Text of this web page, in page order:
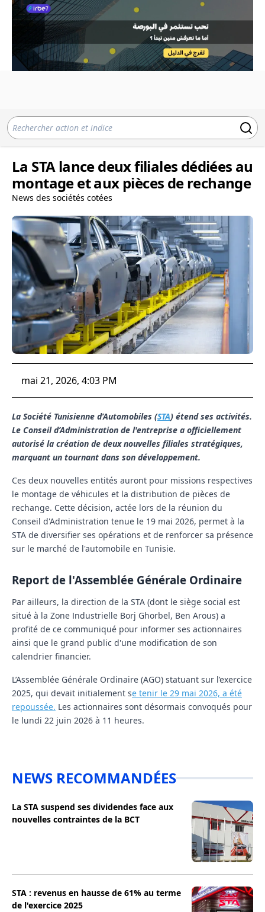
La STA lance deux filiales dédiées au
montage et aux pièces de rechange
News des sociétés cotées
mai 21, 2026, 4:03 PM
La Société Tunisienne d’Automobiles (STA) étend ses activités.
Le Conseil d’Administration de l'entreprise a officiellement
autorisé la création de deux nouvelles filiales stratégiques,
marquant un tournant dans son développement.
Ces deux nouvelles entités auront pour missions respectives
le montage de véhicules et la distribution de pièces de
rechange. Cette décision, actée lors de la réunion du
Conseil d'Administration tenue le 19 mai 2026, permet à la
STA de diversifier ses opérations et de renforcer sa présence
sur le marché de l'automobile en Tunisie.
Report de l'Assemblée Générale Ordinaire
Par ailleurs, la direction de la STA (dont le siège social est
situé à la Zone Industrielle Borj Ghorbel, Ben Arous) a
profité de ce communiqué pour informer ses actionnaires
ainsi que le grand public d'une modification de son
calendrier financier.
L’Assemblée Générale Ordinaire (AGO) statuant sur l’exercice
2025, qui devait initialement se tenir le 29 mai 2026, a été
repoussée. Les actionnaires sont désormais convoqués pour
le lundi 22 juin 2026 à 11 heures.
NEWS RECOMMANDÉES
La STA suspend ses dividendes face aux
nouvelles contraintes de la BCT
STA : revenus en hausse de 61% au terme
de l'exercice 2025